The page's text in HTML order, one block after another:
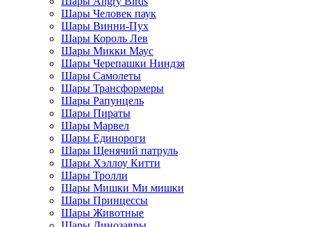
Шары Человек паук
Шары Винни-Пух
Шары Король Лев
Шары Микки Маус
Шары Черепашки Ниндзя
Шары Самолеты
Шары Трансформеры
Шары Рапунцель
Шары Пираты
Шары Марвел
Шары Единороги
Шары Щенячий патруль
Шары Хэллоу Китти
Шары Тролли
Шары Мишки Ми мишки
Шары Принцессы
Шары Животные